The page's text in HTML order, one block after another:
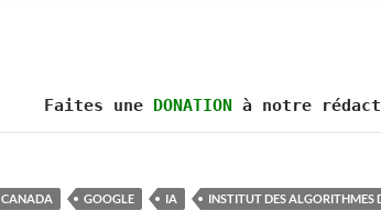
Faites une DONATION à notre
CANADA GOOGLE IA INSTITUT DES ALGORITHMES